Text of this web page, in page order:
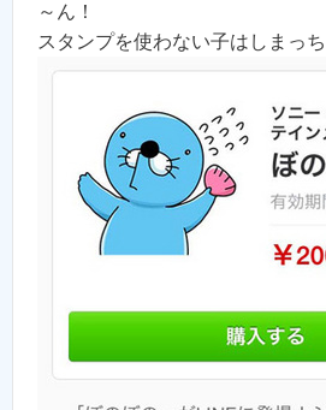
～ん！
スタンプを使わない子はしまっ